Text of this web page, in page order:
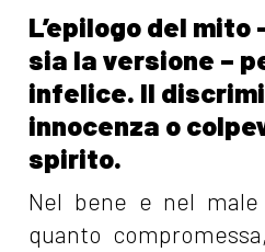
L’epilogo del mito
sia la versione –
infelice. Il
innocenza o
spirito.
Nel bene e nel
quanto